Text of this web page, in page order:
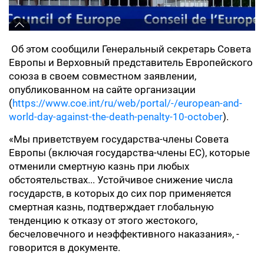
Об этом сообщили Генеральный секретарь Совета
Европы и Верховный представитель Европейского
союза в своем совместном заявлении,
опубликованном на сайте организации
(https://www.coe.int/ru/web/portal/-/european-and-
world-day-against-the-death-penalty-10-october).
«Мы приветствуем государства-члены Совета
Европы (включая государства-члены ЕС), которые
отменили смертную казнь при любых
обстоятельствах... Устойчивое снижение числа
государств, в которых до сих пор применяется
смертная казнь, подтверждает глобальную
тенденцию к отказу от этого жестокого,
бесчеловечного и неэффективного наказания», -
говорится в документе.